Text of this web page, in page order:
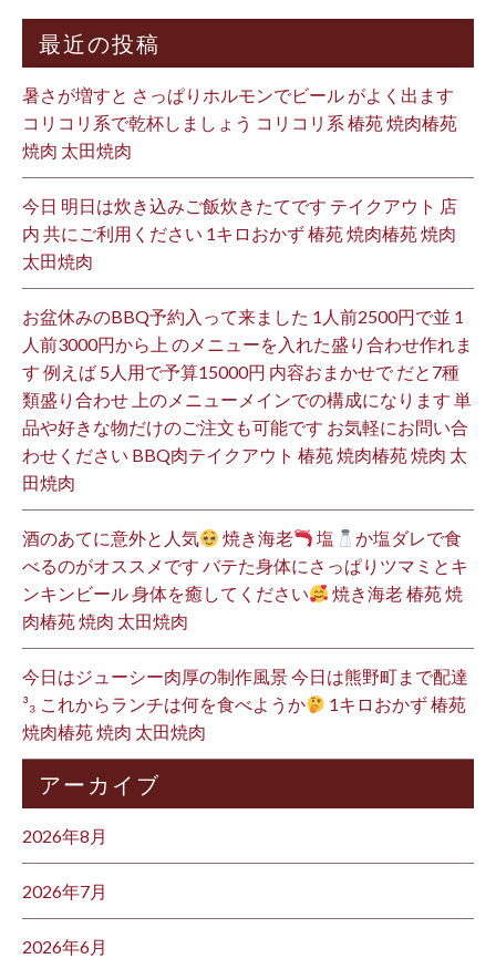
最近の投稿
暑さが増すと さっぱりホルモンでビール がよく出ます
コリコリ系で乾杯しましょう コリコリ系 椿苑 焼肉椿苑
焼肉 太田焼肉
今日 明日は炊き込みご飯炊きたてです テイクアウト 店
内 共にご利用ください 1キロおかず 椿苑 焼肉椿苑 焼肉
太田焼肉
お盆休みのBBQ予約入って来ました 1人前2500円で並 1
人前3000円から上 のメニューを入れた盛り合わせ作れま
す 例えば 5人用で予算15000円 内容おまかせで だと7種
類盛り合わせ 上のメニューメインでの構成になります 単
品や好きな物だけのご注文も可能です お気軽にお問い合
わせください BBQ肉テイクアウト 椿苑 焼肉椿苑 焼肉 太
田焼肉
酒のあてに意外と人気 焼き海老 塩
か塩ダレで食
べるのがオススメです バテた身体にさっぱりツマミとキ
ンキンビール 身体を癒してください
焼き海老 椿苑 焼
肉椿苑 焼肉 太田焼肉
今日はジューシー肉厚の制作風景 今日は熊野町まで配達
³₃ これからランチは何を食べようか
1キロおかず 椿苑
焼肉椿苑 焼肉 太田焼肉
アーカイブ
2026年8月
2026年7月
2026年6月